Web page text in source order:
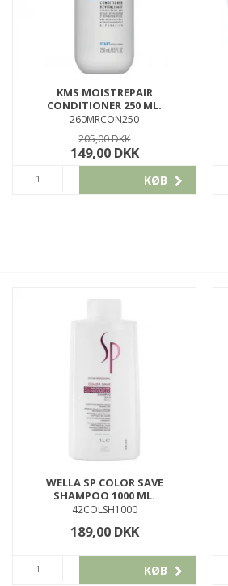
KMS MOISTREPAIR
CONDITIONER 250 ML.
260MRCON250
205,00 DKK
149,00 DKK
KØB
WELLA SP COLOR SAVE
SHAMPOO 1000 ML.
42COLSH1000
189,00 DKK
KØB